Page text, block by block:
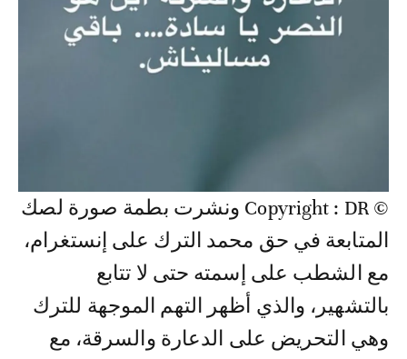
© Copyright : DR ونشرت بطمة صورة لصك
المتابعة في حق محمد الترك على إنستغرام،
مع الشطب على إسمته حتى لا تتابع
بالتشهير، والذي أظهر التهم الموجهة للترك
وهي التحريض على الدعارة والسرقة، مع